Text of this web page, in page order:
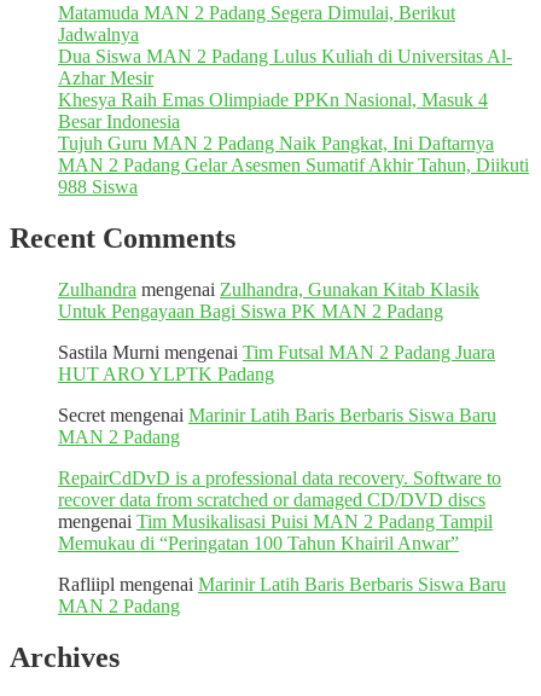
Matamuda MAN 2 Padang Segera Dimulai, Berikut
Jadwalnya
Dua Siswa MAN 2 Padang Lulus Kuliah di Universitas Al-
Azhar Mesir
Khesya Raih Emas Olimpiade PPKn Nasional, Masuk 4
Besar Indonesia
Tujuh Guru MAN 2 Padang Naik Pangkat, Ini Daftarnya
MAN 2 Padang Gelar Asesmen Sumatif Akhir Tahun, Diikuti
988 Siswa
Recent Comments
Zulhandra mengenai Zulhandra, Gunakan Kitab Klasik
Untuk Pengayaan Bagi Siswa PK MAN 2 Padang
Sastila Murni mengenai Tim Futsal MAN 2 Padang Juara
HUT ARO YLPTK Padang
Secret mengenai Marinir Latih Baris Berbaris Siswa Baru
MAN 2 Padang
RepairCdDvD is a professional data recovery. Software to
recover data from scratched or damaged CD/DVD discs
mengenai Tim Musikalisasi Puisi MAN 2 Padang Tampil
Memukau di “Peringatan 100 Tahun Khairil Anwar”
Rafliipl mengenai Marinir Latih Baris Berbaris Siswa Baru
MAN 2 Padang
Archives